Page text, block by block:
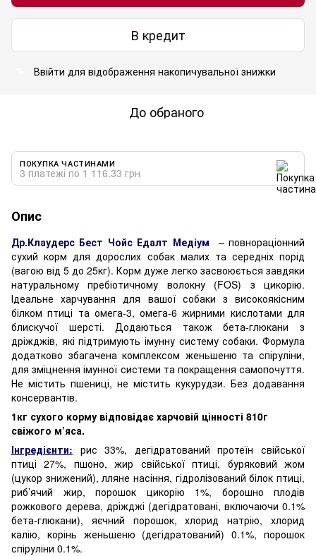
В кредит
Ввійти для відображення накопичувальної знижки
До обраного
ПОКУПКА ЧАСТИНАМИ
3 платежі по 1 116.33 грн
Опис
Др.Клаудерс Бест Чойс Едалт Медіум – повнораціонний
сухий корм для дорослих собак малих та середніх порід
(вагою від 5 до 25кг). Корм дуже легко засвоюється завдяки
натуральному пребіотичному волокну (FOS) з цикорію.
Ідеальне харчування для вашої собаки з високоякісним
білком птиці та омега-3, омега-6 жирними кислотами для
блискучої шерсті. Додаються також бета-глюкани з
дріжджів, які підтримують імунну систему собаки. Формула
додатково збагачена комплексом женьшеню та спіруліни,
для зміцнення імунної системи та покращення самопочуття.
Не містить пшениці, не містить кукурудзи. Без додавання
консервантів.
1кг сухого корму відповідає харчовій цінності 810г
свіжого м’яса.
Інгредієнти: рис 33%, дегідратований протеїн свійської
птиці 27%, пшоно, жир свійської птиці, буряковий жом
(цукор знижений), лляне насіння, гідролізований білок птиці,
риб’ячий жир, порошок цикорію 1%, борошно плодів
рожкового дерева, дріжджі (дегідратовані, включаючи 0.1%
бета-глюкани), яєчний порошок, хлорид натрію, хлорид
калію, корінь женьшеню (дегідратований) 0.1%, порошок
спіруліни 0.1%.